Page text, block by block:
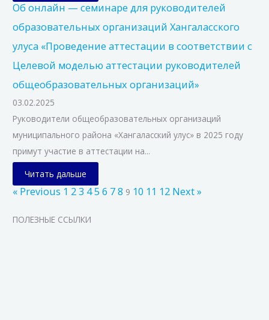
Об онлайн — семинаре для руководителей
образовательных организаций Хангаласского
улуса «Проведение аттестации в соответствии с
Целевой моделью аттестации руководителей
общеобразовательных организаций»
03.02.2025
Руководители общеобразовательных организаций
муниципального района «Хангаласский улус» в 2025 году
примут участие в аттестации на...
Читать дальше
« Previous 1 23 45 6 78 9 10 11 12 Next »
ПОЛЕЗНЫЕ ССЫЛКИ